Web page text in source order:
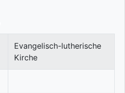
Evangelisch-lutherische
Kirche